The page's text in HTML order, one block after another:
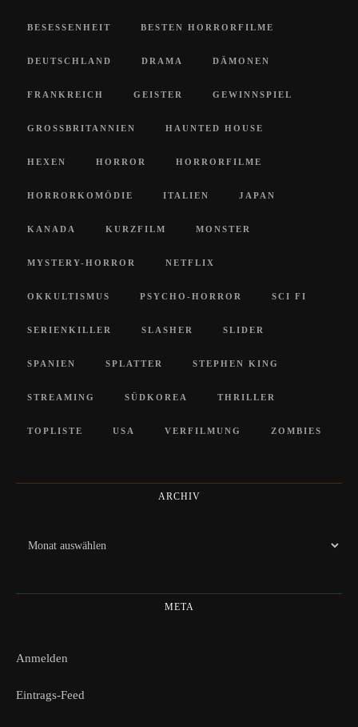
BESESSENHEIT BESTEN HORRORFILME
DEUTSCHLAND DRAMA DÄMONEN
FRANKREICH GEISTER GEWINNSPIEL
GROSSBRITANNIEN HAUNTED HOUSE
HEXEN HORROR HORRORFILME
HORRORKOMÖDIE ITALIEN JAPAN
KANADA KURZFILM MONSTER
MYSTERY-HORROR NETFLIX
OKKULTISMUS PSYCHO-HORROR SCI FI
SERIENKILLER SLASHER SLIDER
SPANIEN SPLATTER STEPHEN KING
STREAMING SÜDKOREA THRILLER
TOPLISTE USA VERFILMUNG ZOMBIES
ARCHIV
Archiv
META
Anmelden
Eintrags-Feed